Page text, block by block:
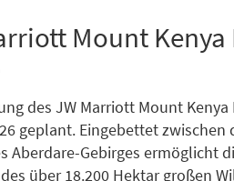
Mount Kenya
des JW Marriott Mount
geplant. Eingebettet
Aberdare-Gebirges ermöglicht
über 18.200 Hektar großen